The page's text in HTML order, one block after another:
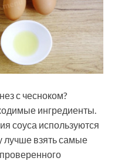
с чесноком?
ингредиенты.
соуса используются
лучше взять самые